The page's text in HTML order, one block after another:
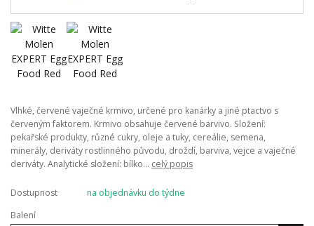
Vlhké, červené vaječné krmivo, určené pro kanárky a jiné ptactvo s
červeným faktorem. Krmivo obsahuje červené barvivo. Složení:
pekařské produkty, různé cukry, oleje a tuky, cereálie, semena,
minerály, deriváty rostlinného původu, droždí, barviva, vejce a vaječné
deriváty. Analytické složení: bílko... celý popis
Dostupnost
na objednávku do týdne
Balení